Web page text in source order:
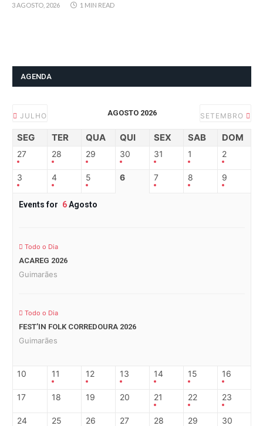
3 AGOSTO, 2026 1 MIN READ
AGENDA
JULHO AGOSTO 2026 SETEMBRO
SEG TER QUA QUI SEX SAB DOM
27 28 29 30 31 1 2
3 4 5 6 7 8 9
Events for 6Agosto
Todo o Dia
ACAREG 2026
Guimarães
Todo o Dia
FEST’IN FOLK CORREDOURA 2026
Guimarães
10 11 12 13 14 15 16
17 18 19 20 21 22 23
24 25 26 27 28 29 30